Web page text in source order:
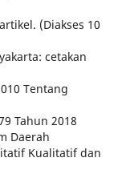
(Diakses 10
cetakan
Tentang
Tahun 2018
Daerah
Kualitatif dan